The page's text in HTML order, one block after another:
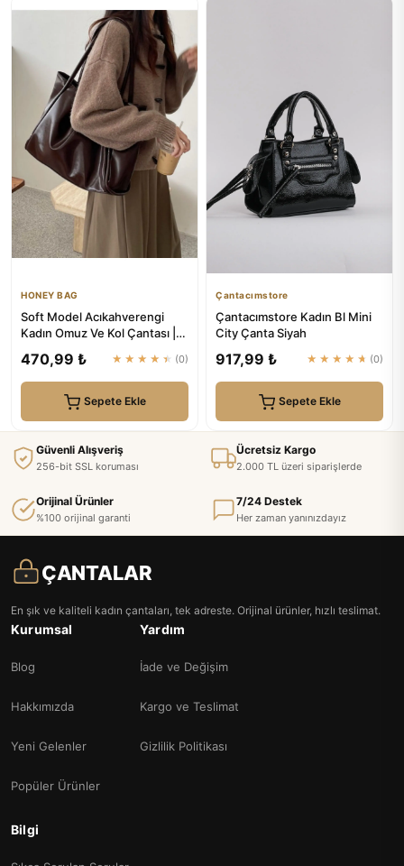
HONEY BAG
Soft Model Acıkahverengi
Kadın Omuz Ve Kol Çantası |
470,99 ₺ ★★★★★ (0)
Sepete Ekle
Çantacımstore
Çantacımstore Kadın Bl Mini
City Çanta Siyah
917,99 ₺ ★★★★★ (0)
Sepete Ekle
Güvenli Alışveriş
256-bit SSL koruması
Ücretsiz Kargo
2.000 TL üzeri siparişlerde
Orijinal Ürünler
%100 orijinal garanti
7/24 Destek
Her zaman yanınızdayız
ÇANTALAR
En şık ve kaliteli kadın çantaları, tek adreste. Orijinal ürünler, hızlı teslimat.
Kurumsal
Blog
Hakkımızda
Yeni Gelenler
Popüler Ürünler
Yardım
İade ve Değişim
Kargo ve Teslimat
Gizlilik Politikası
Bilgi